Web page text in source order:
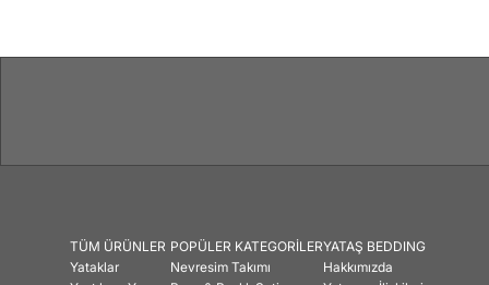
TÜM ÜRÜNLER
Yataklar
POPÜLER KATEGORİLER
Nevresim Takımı
YATAŞ BEDDING
Hakkımızda